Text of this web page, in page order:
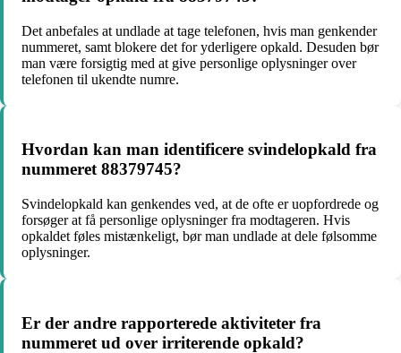
Det anbefales at undlade at tage telefonen, hvis man genkender
nummeret, samt blokere det for yderligere opkald. Desuden bør
man være forsigtig med at give personlige oplysninger over
telefonen til ukendte numre.
Hvordan kan man identificere svindelopkald fra
nummeret 88379745?
Svindelopkald kan genkendes ved, at de ofte er uopfordrede og
forsøger at få personlige oplysninger fra modtageren. Hvis
opkaldet føles mistænkeligt, bør man undlade at dele følsomme
oplysninger.
Er der andre rapporterede aktiviteter fra
nummeret ud over irriterende opkald?